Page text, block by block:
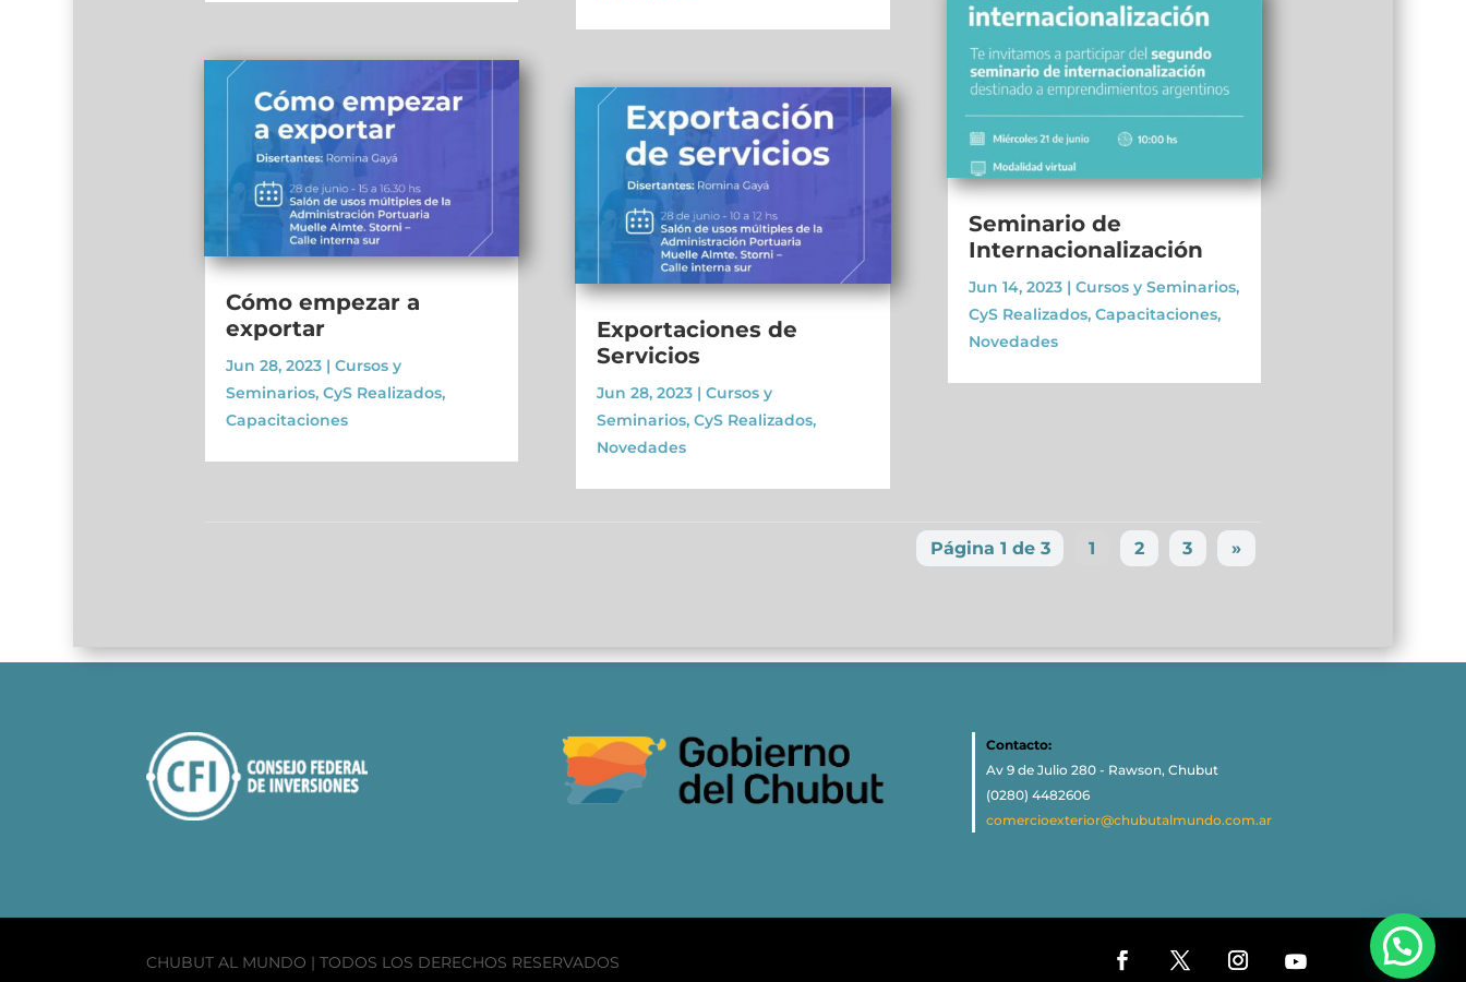
Cómo empezar a
exportar
Jun 28, 2023 |Cursos y
Seminarios,CyS Realizados,
Capacitaciones
Exportaciones de
Servicios
Jun 28, 2023 |Cursos y
Seminarios,CyS Realizados,
Novedades
Seminario de
Internacionalización
Jun 14, 2023| Cursos y Seminarios,
CyS Realizados, Capacitaciones,
Novedades
Página 1 de 3 1 2 3 »
Contacto:
Av 9 de Julio 280 - Rawson, Chubut
(0280) 4482606
comercioexterior@chubutalmundo.com.ar
CHUBUT AL MUNDO | TODOS LOS DERECHOS RESERVADOS